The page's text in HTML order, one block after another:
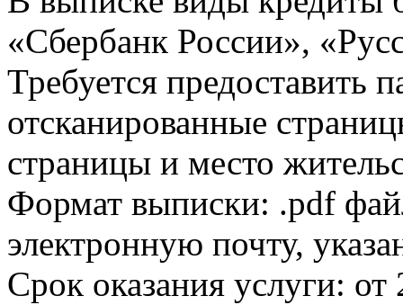
«Сбербанк России»,
Требуется предоставить
отсканированные
страницы и место
Формат выписки: .pdf
электронную почту,
Срок оказания услуги: от